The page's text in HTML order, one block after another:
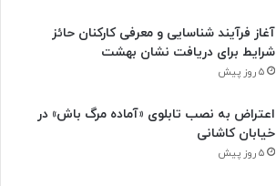
آغاز فرآیند شناسایی و معرفی کارکنان حائز
شرایط برای دریافت نشان بهشت
۵ روز پیش
اعتراض به نصب تابلوی «آماده مرگ باش» در
خیابان کاشانی
۵ روز پیش